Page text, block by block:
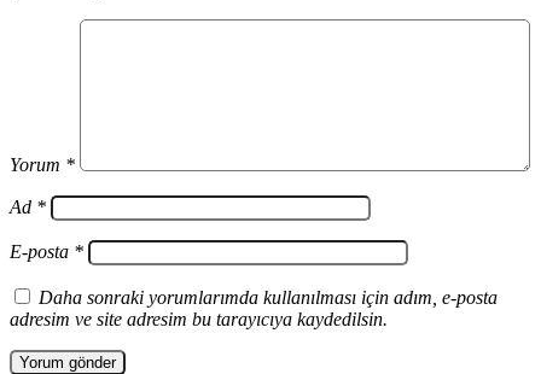
Yorum *
Ad *
E-posta *
Daha sonraki yorumlarımda kullanılması için adım, e-posta
adresim ve site adresim bu tarayıcıya kaydedilsin.